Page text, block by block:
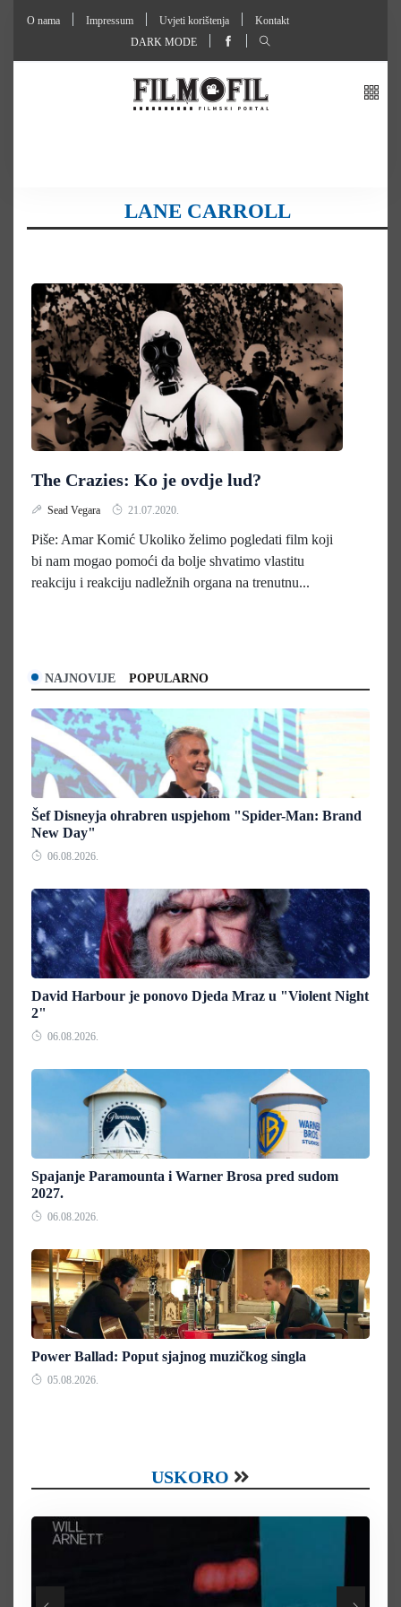
O nama Impressum Uvjeti korištenja
Kontakt
DARK MODE
LANE CARROLL
The Crazies: Ko je ovdje lud?
Sead Vegara 21.07.2020.
Piše: Amar Komić Ukoliko želimo pogledati film koji
bi nam mogao pomoći da bolje shvatimo vlastitu
reakciju i reakciju nadležnih organa na trenutnu...
NAJNOVIJE POPULARNO
Šef Disneyja ohrabren uspjehom "Spider-Man: Brand
New Day"
06.08.2026.
David Harbour je ponovo Djeda Mraz u "Violent Night
2"
06.08.2026.
Spajanje Paramounta i Warner Brosa pred sudom
2027.
06.08.2026.
Power Ballad: Poput sjajnog muzičkog singla
05.08.2026.
USKORO